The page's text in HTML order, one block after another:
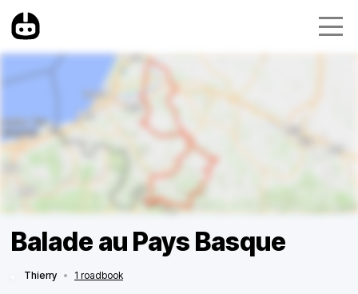
Balade au Pays Basque
Thierry • 1 roadbook